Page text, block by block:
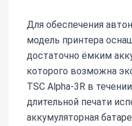
Для обеспечения
модель принтера
достаточно ёмким
которого возможна
TSC Alpha-3R в
длительной печати
аккумуляторная